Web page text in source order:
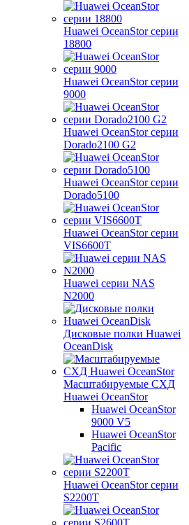
Huawei OceanStor серии
18800
Huawei OceanStor серии
9000
Huawei OceanStor серии
Dorado2100 G2
Huawei OceanStor серии
Dorado5100
Huawei OceanStor серии
VIS6600T
Huawei серии NAS
N2000
Дисковые полки Huawei
OceanDisk
Масштабируемые СХД
Huawei OceanStor
Huawei OceanStor
9000 V5
Huawei OceanStor
Pacific
Huawei OceanStor серии
S2200T